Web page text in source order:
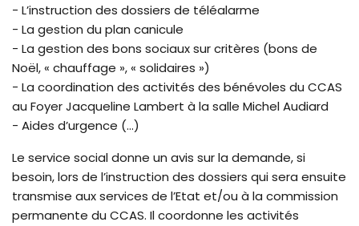
- L’instruction des dossiers de téléalarme
- La gestion du plan canicule
- La gestion des bons sociaux sur critères (bons de
Noël, « chauffage », « solidaires »)
- La coordination des activités des bénévoles du CCAS
au Foyer Jacqueline Lambert à la salle Michel Audiard
- Aides d’urgence (...)
Le service social donne un avis sur la demande, si
besoin, lors de l’instruction des dossiers qui sera ensuite
transmise aux services de l’Etat et/ou à la commission
permanente du CCAS. Il coordonne les activités